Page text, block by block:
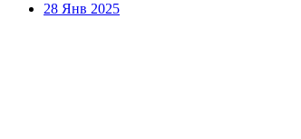
28 Янв 2025